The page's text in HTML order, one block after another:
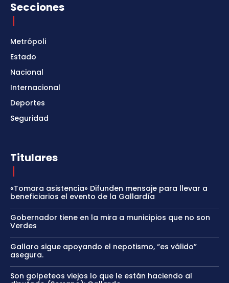
Secciones
Metrópoli
Estado
Nacional
Internacional
Deportes
Seguridad
Titulares
«Tomara asistencia» Difunden mensaje para llevar a
beneficiarios el evento de la Gallardía
Gobernador tiene en la mira a municipios que no son
Verdes
Gallaro sigue apoyando el nepotismo, “es válido”
asegura.
Son golpeteos viejos lo que le están haciendo al